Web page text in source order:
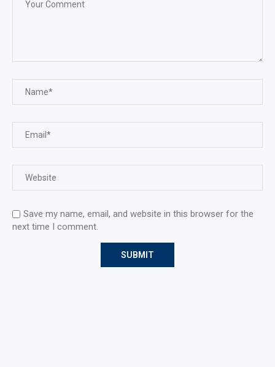
Save my name, email, and website in this browser for the
next time I comment.